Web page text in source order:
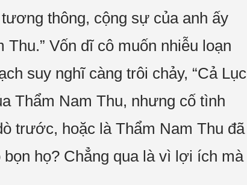
thông, cộng sự của anh ấy
Vốn dĩ cô muốn nhiễu loạn
suy nghĩ càng trôi chảy, “Cả Lục
Thẩm Nam Thu, nhưng cố tình
trước, hoặc là Thẩm Nam Thu đã
họ? Chẳng qua là vì lợi ích mà